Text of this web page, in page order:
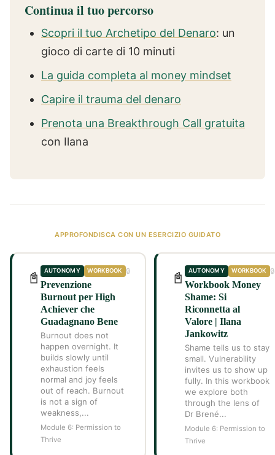
Continua il tuo percorso
Scopri il tuo Archetipo del Denaro: un
gioco di carte di 10 minuti
La guida completa al money mindset
Capire il trauma del denaro
Prenota una Breakthrough Call gratuita
con Ilana
APPROFONDISCA CON UN ESERCIZIO GUIDATO
📓 AUTONOMY WORKBOOK
Prevenzione
Burnout per High
Achiever che
Guadagnano Bene
Burnout does not
happen overnight. It
builds slowly until
exhaustion feels
normal and joy feels
out of reach. Burnout
is not a sign of
weakness,...
Module 6: Permission to
Thrive
🔒 📓 AUTONOMY WORKBOOK
Workbook Money
Shame: Si
Riconnetta al
Valore | Ilana
Jankowitz
Shame tells us to stay
small. Vulnerability
invites us to show up
fully. In this workbook
we explore both
through the lens of
Dr Brené...
Module 6: Permission to
Thrive
🔒